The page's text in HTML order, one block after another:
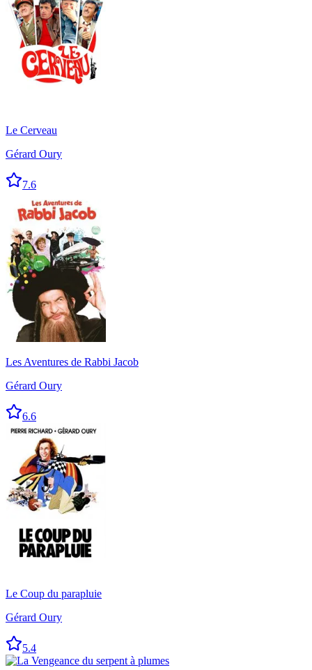
Le Cerveau
Gérard Oury
7.6
Les Aventures de Rabbi Jacob
Gérard Oury
6.6
Le Coup du parapluie
Gérard Oury
5.4